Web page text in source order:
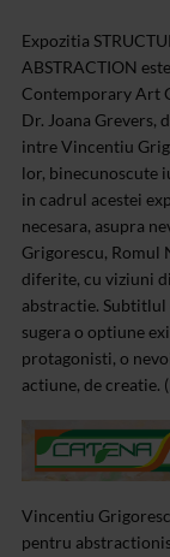
Expozitia
ABSTRACTION
Contemporary Art
Dr. Joana
intre Vincentiu
lor, binecunoscute
in cadrul acestei
necesara, asupra
Grigorescu, Romul
diferite, cu viziuni
abstractie.
sugera o optiune
protagonisti, o
actiune, de creatie.
Vincentiu
pentru